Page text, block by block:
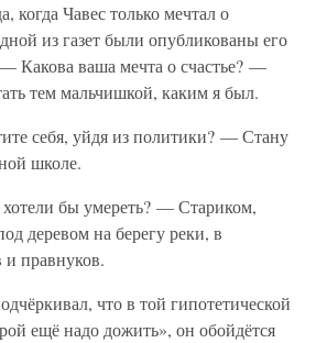
когда Чавес только мечтал о
из газет были опубликованы его
Какова ваша мечта о счастье? —
тем мальчишкой, каким я был.
себя, уйдя из политики? — Стану
школе.
бы умереть? — Стариком,
деревом на берегу реки, в
правнуков.
что в той гипотетической
ещё надо дожить», он обойдётся